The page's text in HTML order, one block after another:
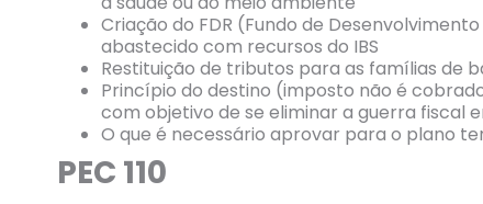
Criação do FDR (Fundo de
abastecido com recursos do IBS
Restituição de tributos para as famílias de
Princípio do destino (imposto não é
com objetivo de se eliminar a guerra fiscal
O que é necessário aprovar para o plano
PEC 110